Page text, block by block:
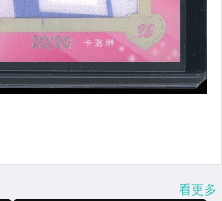
看更多